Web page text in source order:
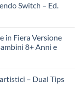
Switch – Ed.
in Fiera Versione
8+ Anni e
– Dual Tips